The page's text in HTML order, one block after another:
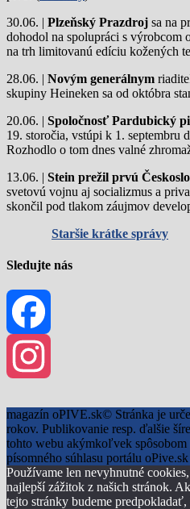
30.06. | Plzeňský Prazdroj sa na
dohodol na spolupráci s výrobcom
na trh limitovanú edíciu kožených
28.06. | Novým generálnym
skupiny Heineken sa od októbra
20.06. | Spoločnosť Pardubický
19. storočia, vstúpi k 1. septembru
Rozhodlo o tom dnes valné
13.06. | Stein prežil prvú
svetovú vojnu aj socializmus a
skončil pod tlakom záujmov
Staršie krátke správy
Sledujte nás
Facebook
magazín oPIVE.sk© Stránka je
rokov. Publikovanie resp. ďalšie
tohto webu akýmkoľvek spôsobom
písomného súhlasu portálu
Používame len nevyhnutné
najlepší zážitok z našich stránok.
tejto stránky budeme